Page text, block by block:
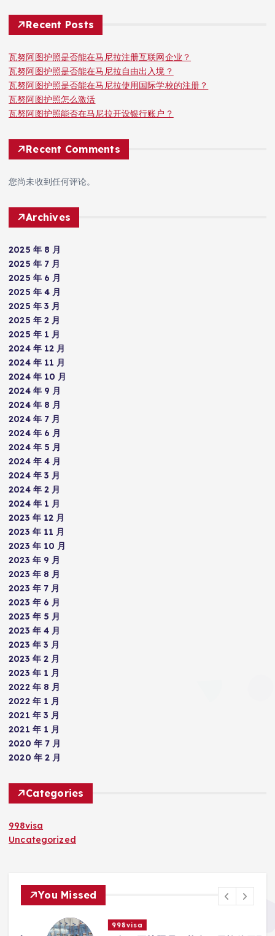
Recent Posts
瓦努阿图护照是否能在马尼拉注册互联网企业？
瓦努阿图护照是否能在马尼拉自由出入境？
瓦努阿图护照是否能在马尼拉使用国际学校的注册？
瓦努阿图护照怎么激活
瓦努阿图护照能否在马尼拉开设银行账户？
Recent Comments
您尚未收到任何评论。
Archives
2025 年 8 月
2025 年 7 月
2025 年 6 月
2025 年 4 月
2025 年 3 月
2025 年 2 月
2025 年 1 月
2024 年 12 月
2024 年 11 月
2024 年 10 月
2024 年 9 月
2024 年 8 月
2024 年 7 月
2024 年 6 月
2024 年 5 月
2024 年 4 月
2024 年 3 月
2024 年 2 月
2024 年 1 月
2023 年 12 月
2023 年 11 月
2023 年 10 月
2023 年 9 月
2023 年 8 月
2023 年 7 月
2023 年 6 月
2023 年 5 月
2023 年 4 月
2023 年 3 月
2023 年 2 月
2023 年 1 月
2022 年 8 月
2022 年 1 月
2021 年 3 月
2021 年 1 月
2020 年 7 月
2020 年 2 月
Categories
998visa
Uncategorized
You Missed
998visa